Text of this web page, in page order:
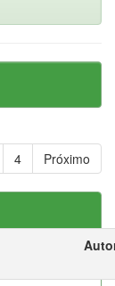
4 Próximo